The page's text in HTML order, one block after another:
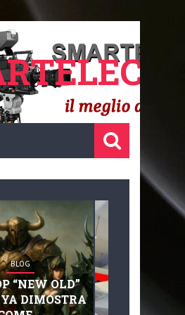
BLOG
“NEW OLD”
DIMOSTRA